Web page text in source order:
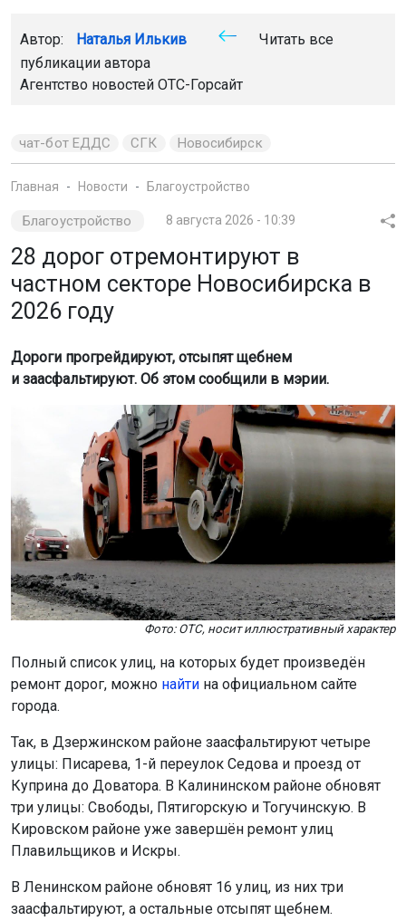
Автор: Наталья Илькив
Читать все
публикации автора
Агентство новостей ОТС-Горсайт
чат-бот ЕДДС СГК Новосибирск
Главная Новости Благоустройство
Благоустройство 8 августа 2026 - 10:39
28 дорог отремонтируют в
частном секторе Новосибирска в
2026 году
Дороги прогрейдируют, отсыпят щебнем
и заасфальтируют. Об этом сообщили в мэрии.
Фото: ОТС, носит иллюстративный характер
Полный список улиц, на которых будет произведён
ремонт дорог, можно найти на официальном сайте
города.
Так, в Дзержинском районе заасфальтируют четыре
улицы: Писарева, 1-й переулок Седова и проезд от
Куприна до Доватора. В Калининском районе обновят
три улицы: Свободы, Пятигорскую и Тогучинскую. В
Кировском районе уже завершён ремонт улиц
Плавильщиков и Искры.
В Ленинском районе обновят 16 улиц, из них три
заасфальтируют, а остальные отсыпят щебнем.